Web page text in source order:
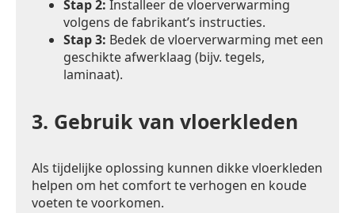
Stap 2: Installeer de vloerverwarming
volgens de fabrikant’s instructies.
Stap 3: Bedek de vloerverwarming met een
geschikte afwerklaag (bijv. tegels,
laminaat).
3. Gebruik van vloerkleden
Als tijdelijke oplossing kunnen dikke vloerkleden
helpen om het comfort te verhogen en koude
voeten te voorkomen.